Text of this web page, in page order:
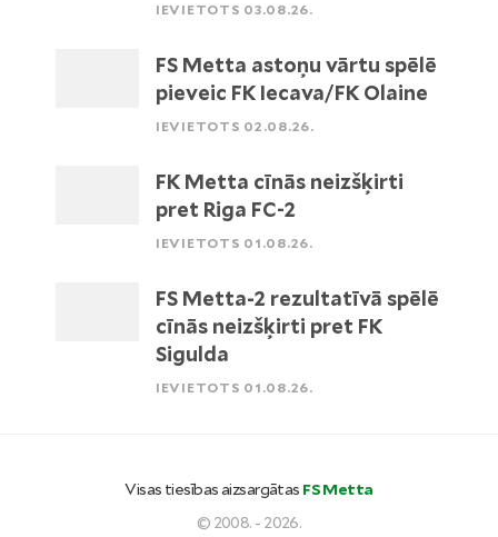
IEVIETOTS 03.08.26.
FS Metta astoņu vārtu spēlē
pieveic FK Iecava/FK Olaine
IEVIETOTS 02.08.26.
FK Metta cīnās neizšķirti
pret Riga FC-2
IEVIETOTS 01.08.26.
FS Metta-2 rezultatīvā spēlē
cīnās neizšķirti pret FK
Sigulda
IEVIETOTS 01.08.26.
Visas tiesības aizsargātas FS Metta
© 2008. - 2026.